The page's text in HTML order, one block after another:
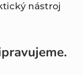
nástroj